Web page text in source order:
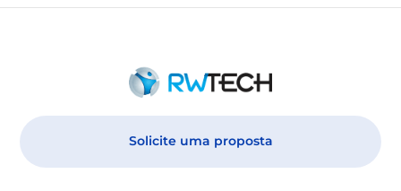
Solicite uma proposta